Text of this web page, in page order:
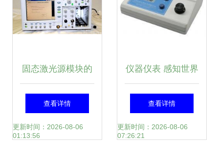
固态激光源模块的
高效运维 处理是
德/安捷伦81655A
查看详情
更新时间：2026-08-06
01:13:56
仪器仪表 感知世界
的精密触角
查看详情
更新时间：2026-08-06
07:26:21